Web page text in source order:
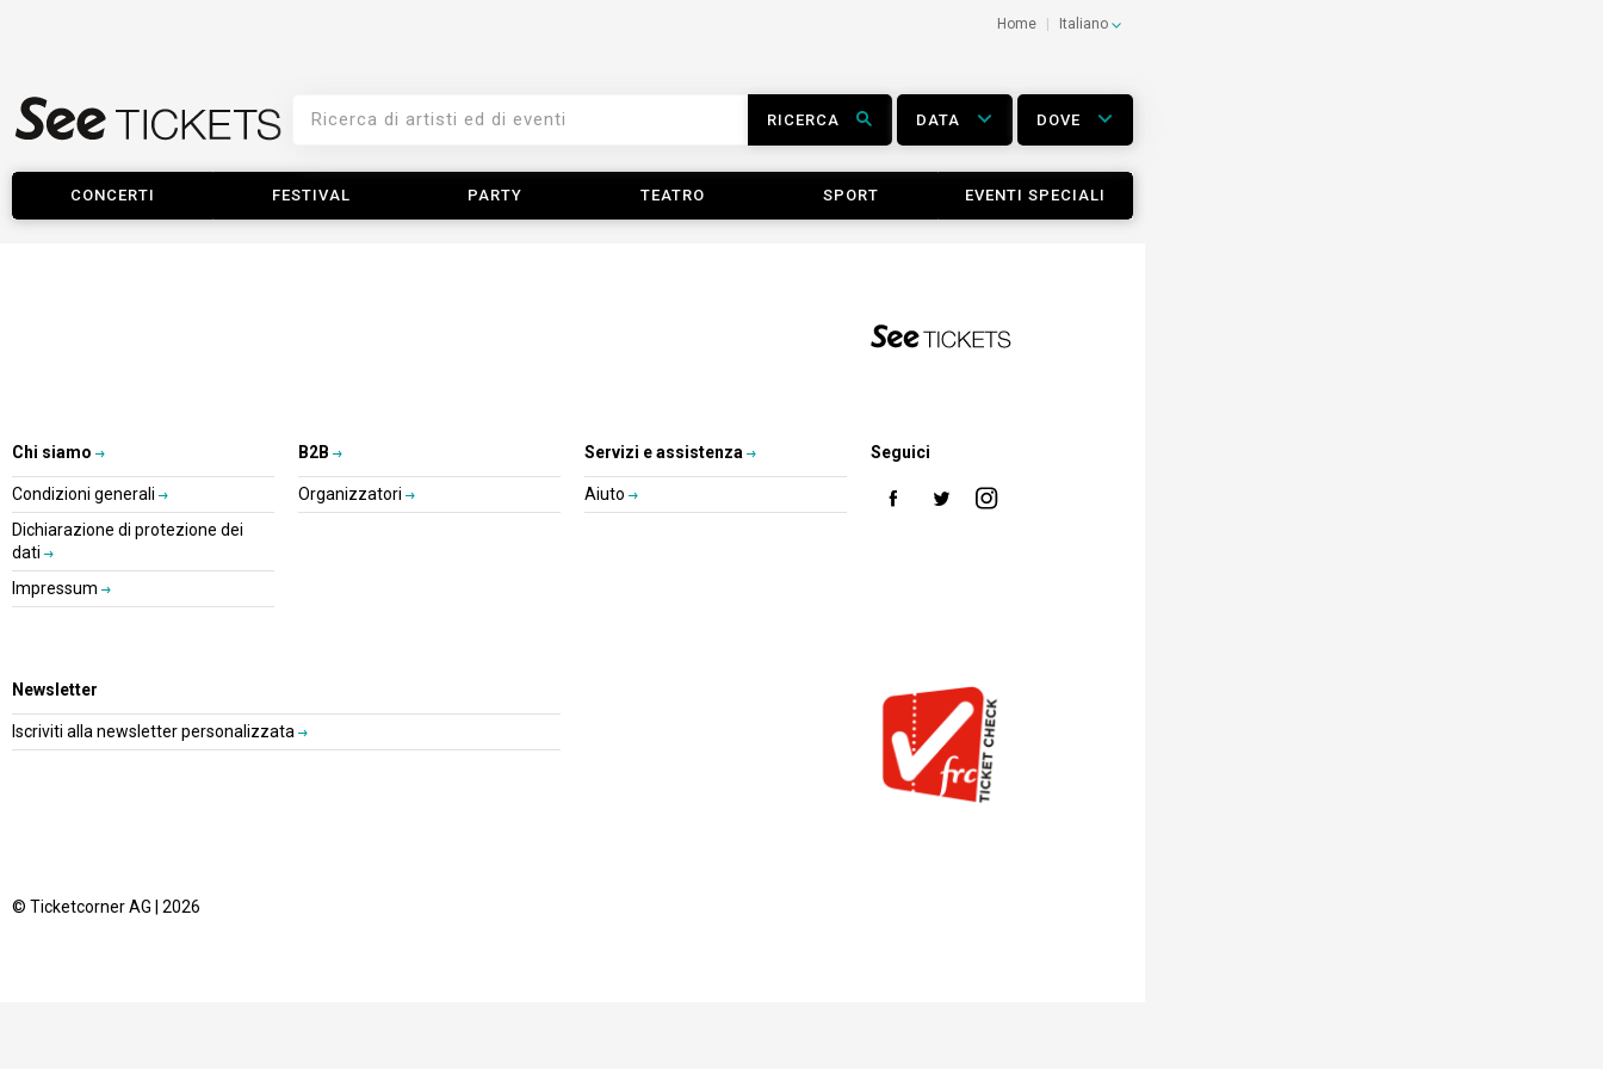
Home Italiano
RICERCA DATA DOVE
CONCERTI FESTIVAL PARTY TEATRO SPORT EVENTI SPECIALI
Chi siamo
Condizioni generali
Dichiarazione di protezione dei
dati
Impressum
B2B
Organizzatori
Servizi e assistenza
Aiuto
Seguici
Newsletter
Iscriviti alla newsletter personalizzata
© Ticketcorner AG | 2026